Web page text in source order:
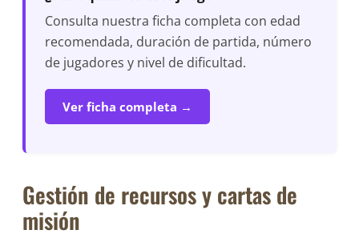
Consulta nuestra ficha completa con edad
recomendada, duración de partida, número
de jugadores y nivel de dificultad.
Ver ficha completa →
Gestión de recursos y cartas de
misión